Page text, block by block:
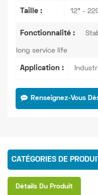
Taille : 12" -
Fonctionnalité :
long service life
Application :
Renseignez-Vous
CATÉGORIES DE
Détails Du Produit